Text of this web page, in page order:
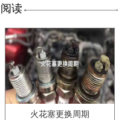
读
火花塞更换周期